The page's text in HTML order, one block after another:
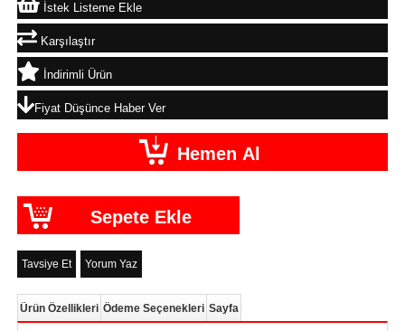
İstek Listeme Ekle
Karşılaştır
İndirimli Ürün
Fiyat Düşünce Haber Ver
Tavsiye Et Yorum Yaz
Ürün Özellikleri Ödeme Seçenekleri Sayfa